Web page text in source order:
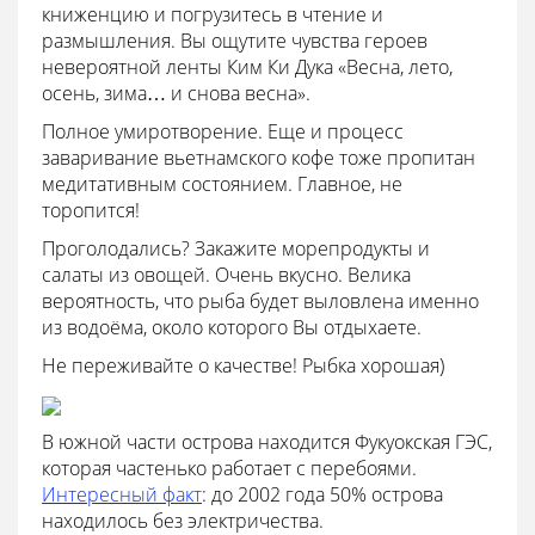
книженцию и погрузитесь в чтение и
размышления. Вы ощутите чувства героев
невероятной ленты Ким Ки Дука «Весна, лето,
осень, зима… и снова весна».
Полное умиротворение. Еще и процесс
заваривание вьетнамского кофе тоже пропитан
медитативным состоянием. Главное, не
торопится!
Проголодались? Закажите морепродукты и
салаты из овощей. Очень вкусно. Велика
вероятность, что рыба будет выловлена именно
из водоёма, около которого Вы отдыхаете.
Не переживайте о качестве! Рыбка хорошая)
В южной части острова находится Фукуокская ГЭС,
которая частенько работает с перебоями.
Интересный факт: до 2002 года 50% острова
находилось без электричества.